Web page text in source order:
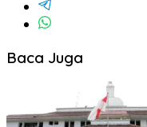
Baca Juga